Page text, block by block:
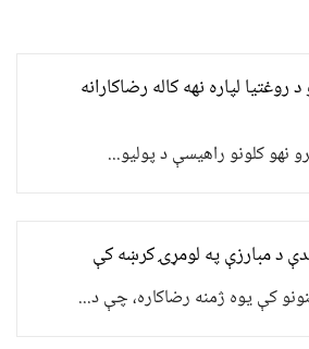
روغتیا لپاره نهه کاله رضاکارانه
د مبارزې په لومړۍ کرښه کې
کې یوه ژمنه رضاکاره، چې د...